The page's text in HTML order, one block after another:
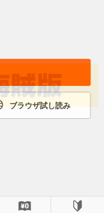
ブラウザ試し読み